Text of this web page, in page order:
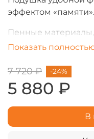
эффектом «памяти».
Пенные материалы,
соответствуют
Показать
7 720 ₽
5 880 ₽
-24%
В